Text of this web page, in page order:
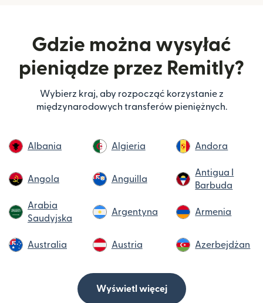
Gdzie można wysyłać
pieniądze przez Remitly?
Wybierz kraj, aby rozpocząć korzystanie z
międzynarodowych transferów pieniężnych.
Albania Algieria Andora
Angola Anguilla
Antigua I
Barbuda
Arabia
Saudyjska
Argentyna Armenia
Australia Austria Azerbejdżan
Wyświetl więcej